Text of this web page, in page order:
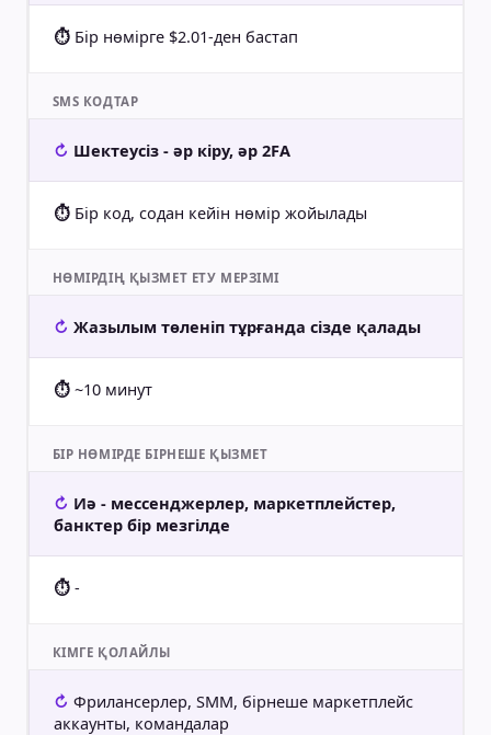
Бір нөмірге $2.01-ден бастап
SMS КОДТАР
Шектеусіз - әр кіру, әр 2FA
Бір код, содан кейін нөмір жойылады
НӨМІРДІҢ ҚЫЗМЕТ ЕТУ МЕРЗІМІ
Жазылым төленіп тұрғанда сізде қалады
~10 минут
БІР НӨМІРДЕ БІРНЕШЕ ҚЫЗМЕТ
Иә - мессенджерлер, маркетплейстер,
банктер бір мезгілде
-
КІМГЕ ҚОЛАЙЛЫ
Фрилансерлер, SMM, бірнеше маркетплейс
аккаунты, командалар